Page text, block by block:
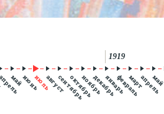
майиюньиюльавгустсентябрь
октябрь
ноябрьдекабрь
январь
1919
февраль
мартапрель